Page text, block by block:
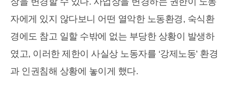
자에게 있지 않다보니 어떤 열악한 노동환경, 숙식환
경에도 참고 일할 수밖에 없는 부당한 상황이 발생하
였고, 이러한 제한이 사실상 노동자를 ‘강제노동’ 환경
과 인권침해 상황에 놓이게 했다.